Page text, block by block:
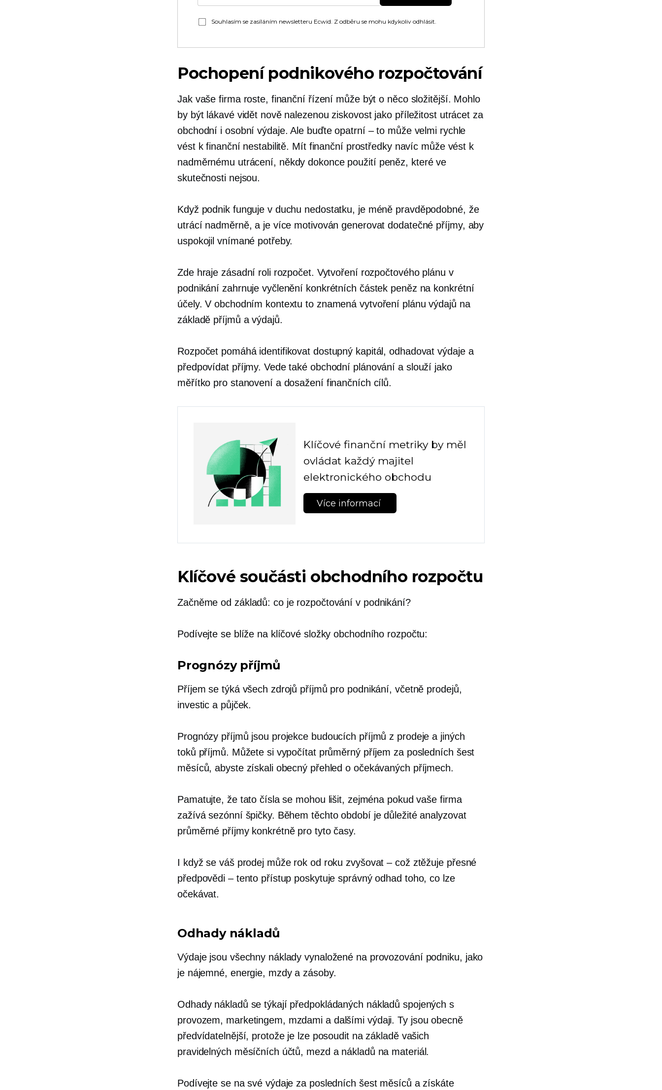
Souhlasím se zasíláním newsletteru Ecwid. Z odběru se mohu kdykoliv odhlásit.
Pochopení podnikového rozpočtování
Jak vaše firma roste, finanční řízení může být o něco složitější. Mohlo
by být lákavé vidět nově nalezenou ziskovost jako příležitost utrácet za
obchodní i osobní výdaje. Ale buďte opatrní – to může velmi rychle
vést k finanční nestabilitě. Mít finanční prostředky navíc může vést k
nadměrnému utrácení, někdy dokonce použití peněz, které ve
skutečnosti nejsou.
Když podnik funguje v duchu nedostatku, je méně pravděpodobné, že
utrácí nadměrně, a je více motivován generovat dodatečné příjmy, aby
uspokojil vnímané potřeby.
Zde hraje zásadní roli rozpočet. Vytvoření rozpočtového plánu v
podnikání zahrnuje vyčlenění konkrétních částek peněz na konkrétní
účely. V obchodním kontextu to znamená vytvoření plánu výdajů na
základě příjmů a výdajů.
Rozpočet pomáhá identifikovat dostupný kapitál, odhadovat výdaje a
předpovídat příjmy. Vede také obchodní plánování a slouží jako
měřítko pro stanovení a dosažení finančních cílů.
Klíčové finanční metriky by měl
ovládat každý majitel
elektronického obchodu
Více informací
Klíčové součásti obchodního rozpočtu
Začněme od základů: co je rozpočtování v podnikání?
Podívejte se blíže na klíčové složky obchodního rozpočtu:
Prognózy příjmů
Příjem se týká všech zdrojů příjmů pro podnikání, včetně prodejů,
investic a půjček.
Prognózy příjmů jsou projekce budoucích příjmů z prodeje a jiných
toků příjmů. Můžete si vypočítat průměrný příjem za posledních šest
měsíců, abyste získali obecný přehled o očekávaných příjmech.
Pamatujte, že tato čísla se mohou lišit, zejména pokud vaše firma
zažívá sezónní špičky. Během těchto období je důležité analyzovat
průměrné příjmy konkrétně pro tyto časy.
I když se váš prodej může rok od roku zvyšovat – což ztěžuje přesné
předpovědi – tento přístup poskytuje správný odhad toho, co lze
očekávat.
Odhady nákladů
Výdaje jsou všechny náklady vynaložené na provozování podniku, jako
je nájemné, energie, mzdy a zásoby.
Odhady nákladů se týkají předpokládaných nákladů spojených s
provozem, marketingem, mzdami a dalšími výdaji. Ty jsou obecně
předvídatelnější, protože je lze posoudit na základě vašich
pravidelných měsíčních účtů, mezd a nákladů na materiál.
Podívejte se na své výdaje za posledních šest měsíců a získáte